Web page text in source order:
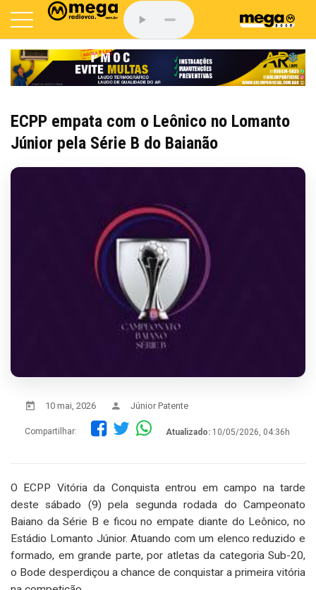
ECPP empata com o Leônico no Lomanto
Júnior pela Série B do Baianão
10 mai, 2026 Júnior Patente
Compartilhar: Atualizado: 10/05/2026, 04:36h
O ECPP Vitória da Conquista entrou em campo na tarde
deste sábado (9) pela segunda rodada do Campeonato
Baiano da Série B e ficou no empate diante do Leônico, no
Estádio Lomanto Júnior. Atuando com um elenco reduzido e
formado, em grande parte, por atletas da categoria Sub-20,
o Bode desperdiçou a chance de conquistar a primeira vitória